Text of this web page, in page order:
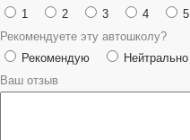
1
2 3 4 5
Рекомендуете эту автошколу?
Рекомендую
Нейтрально
Ваш отзыв